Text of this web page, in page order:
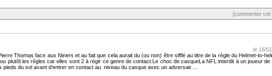
[commenter cet
le 16/
Thomas face aux Niners et au fait que cela aurait du (ou non) être sifflé au titre de la règle du Helmet-to-
ou plutôt les règles car elles sont 2 à régir ce genre de contact.Le choc de casqueLa NFL interdit à un joueur
du sol avant d'entrer en contact au niveau du casque avec un adversair ...